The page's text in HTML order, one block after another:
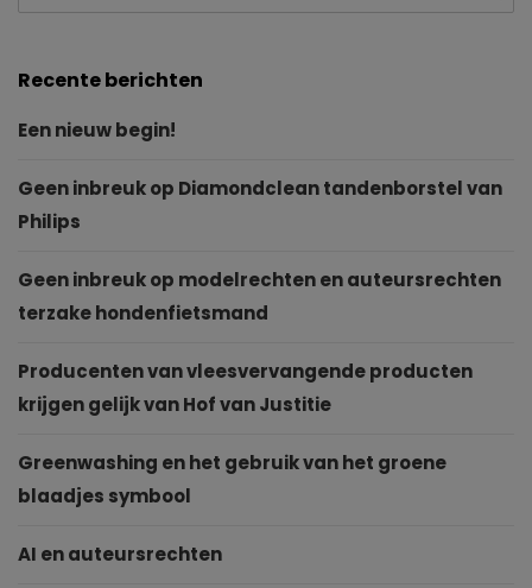
Recente berichten
Een nieuw begin!
Geen inbreuk op Diamondclean tandenborstel van
Philips
Geen inbreuk op modelrechten en auteursrechten
terzake hondenfietsmand
Producenten van vleesvervangende producten
krijgen gelijk van Hof van Justitie
Greenwashing en het gebruik van het groene
blaadjes symbool
AI en auteursrechten